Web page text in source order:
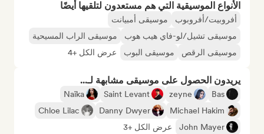
الأنواع الموسيقية التي هم مستعدون لتلقيها أيضًا
أفروبيت/أفروبوب
موسيقى أمبيانت
موسيقى تشيل/لو-فاي هيب هوب
موسيقى الراب المسيحية
موسيقى الرقص
موسيقى البوب عرض الكل +4
يريدون الحصول على موسيقى مشابهة لـ...
Bas
zeyne
Saint Levant
Naïka
Michael Hakim
Danny Dwyer
Chloe Lilac
John Mayer
عرض الكل +3